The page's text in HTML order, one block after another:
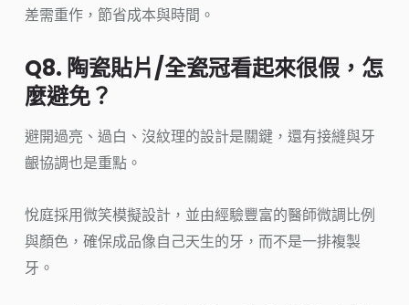
差需重作，節省成本與時間。
Q8. 陶瓷貼片/全瓷冠看起來很假，怎
麼避免？
避開過亮、過白、沒紋理的設計是關鍵，還有接縫與牙
齦協調也是重點。
悅庭採用微笑模擬設計，並由經驗豐富的醫師微調比例
與顏色，確保成品像自己天生的牙，而不是一排複製
牙。